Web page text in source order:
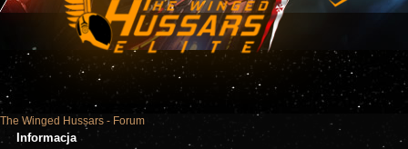
The Winged Hussars - Forum
Informacja